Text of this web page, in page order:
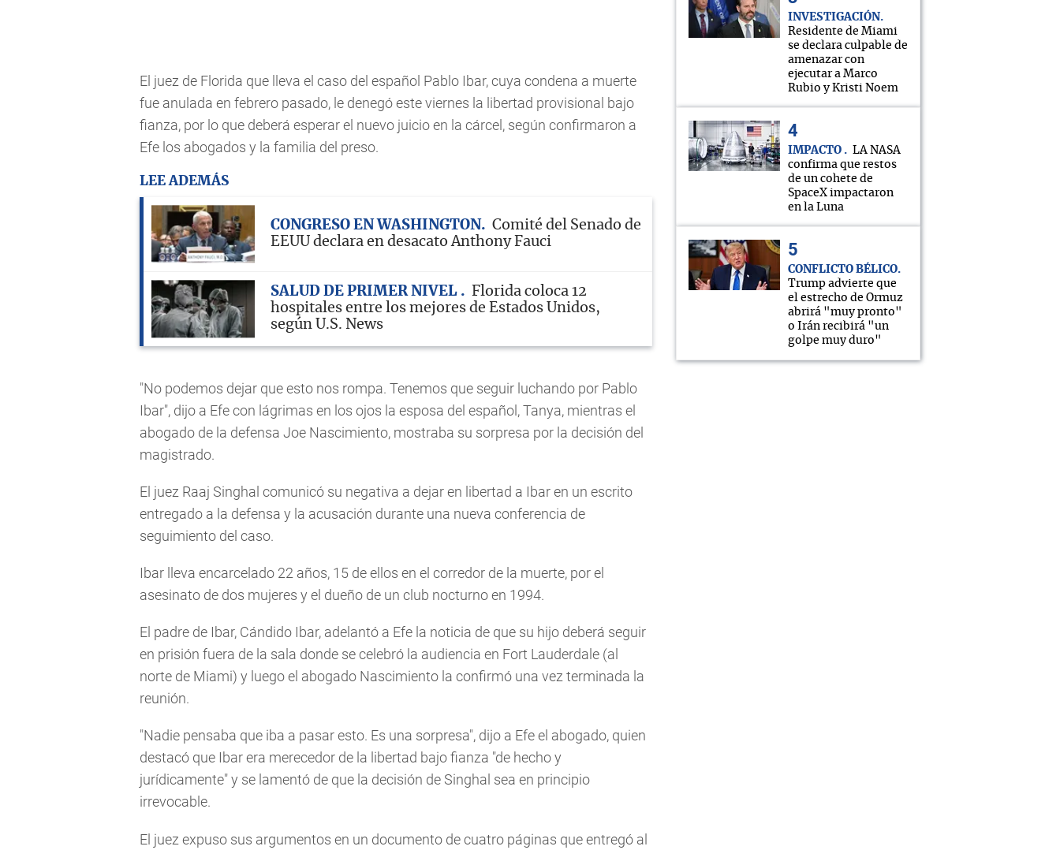
El juez de Florida que lleva el caso del español Pablo Ibar, cuya condena a muerte
fue anulada en febrero pasado, le denegó este viernes la libertad provisional bajo
fianza, por lo que deberá esperar el nuevo juicio en la cárcel, según confirmaron a
Efe los abogados y la familia del preso.
LEE ADEMÁS
CONGRESO EN WASHINGTON
Comité del Senado de
EEUU declara en desacato Anthony Fauci
SALUD DE PRIMER NIVEL
Florida coloca 12
hospitales entre los mejores de Estados Unidos,
según U.S. News
"No podemos dejar que esto nos rompa. Tenemos que seguir luchando por Pablo
Ibar", dijo a Efe con lágrimas en los ojos la esposa del español, Tanya, mientras el
abogado de la defensa Joe Nascimiento, mostraba su sorpresa por la decisión del
magistrado.
El juez Raaj Singhal comunicó su negativa a dejar en libertad a Ibar en un escrito
entregado a la defensa y la acusación durante una nueva conferencia de
seguimiento del caso.
Ibar lleva encarcelado 22 años, 15 de ellos en el corredor de la muerte, por el
asesinato de dos mujeres y el dueño de un club nocturno en 1994.
El padre de Ibar, Cándido Ibar, adelantó a Efe la noticia de que su hijo deberá seguir
en prisión fuera de la sala donde se celebró la audiencia en Fort Lauderdale (al
norte de Miami) y luego el abogado Nascimiento la confirmó una vez terminada la
reunión.
"Nadie pensaba que iba a pasar esto. Es una sorpresa", dijo a Efe el abogado, quien
destacó que Ibar era merecedor de la libertad bajo fianza "de hecho y
jurídicamente" y se lamentó de que la decisión de Singhal sea en principio
irrevocable.
El juez expuso sus argumentos en un documento de cuatro páginas que entregó al
INVESTIGACIÓN
Residente de Miami
se declara culpable de
amenazar con
ejecutar a Marco
Rubio y Kristi Noem
IMPACTO
LA NASA
confirma que restos
de un cohete de
SpaceX impactaron
en la Luna
CONFLICTO BÉLICO
Trump advierte que
el estrecho de Ormuz
abrirá "muy pronto"
o Irán recibirá "un
golpe muy duro"